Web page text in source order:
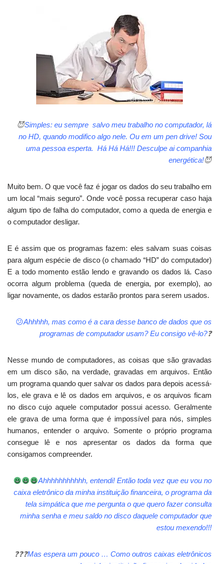
😈Simples: eu sempre salvo meu trabalho no computador, lá
no HD, quando modifico algo nele. Ou em um pen drive! Sou
uma pessoa esperta. Há Há Há!!! Desculpe ai companhia
energética!😈
Muito bem. O que você faz é jogar os dados do seu trabalho em
um local “mais seguro”. Onde você possa recuperar caso haja
algum tipo de falha do computador, como a queda de energia e
o computador desligar.
E é assim que os programas fazem: eles salvam suas coisas
para algum espécie de disco (o chamado “HD” do computador)
E a todo momento estão lendo e gravando os dados lá. Caso
ocorra algum problema (queda de energia, por exemplo), ao
ligar novamente, os dados estarão prontos para serem usados.
😕Ahhhhh, mas como é a cara desse banco de dados que os
programas de computador usam? Eu consigo vê-lo?❓
Nesse mundo de computadores, as coisas que são gravadas
em um disco são, na verdade, gravadas em arquivos. Então
um programa quando quer salvar os dados para depois acessá-
los, ele grava e lê os dados em arquivos, e os arquivos ficam
no disco cujo aquele computador possui acesso. Geralmente
ele grava de uma forma que é impossível para nós, simples
humanos, entender o arquivo. Somente o próprio programa
consegue lê e nos apresentar os dados da forma que
consigamos compreender.
Ahhhhhhhhhhh, entendi! Então toda vez que eu vou no
caixa eletrônico da minha instituição financeira, o programa da
tela simpática que me pergunta o que quero fazer consulta
minha senha e meu saldo no disco daquele computador que
estou mexendo!!!
❓❓❓Mas espera um pouco … Como outros caixas eletrônicos